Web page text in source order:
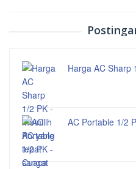
Harga AC
AC Portable 1/2